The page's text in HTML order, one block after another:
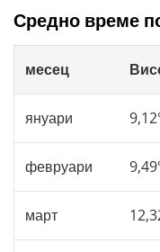
Средно време
месец
януари
февруари
март